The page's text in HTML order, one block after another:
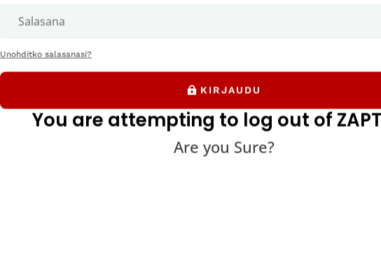
Raja-arvoanalyysi
prosessi, lähestymistavat, työkalut ja
Raja-arvoanalyysi – yleensä lyhennettynä BVA – on yleinen
Lähestymistavassa testataan ohjelmistovirheitä tarkistamalla
rajoilla. Tässä artikkelissa selvitetään, mitä raja-analyysin...
Unohditko salasanasi?
KIRJAUDU
You are attempting to log out of
Are you Sure?